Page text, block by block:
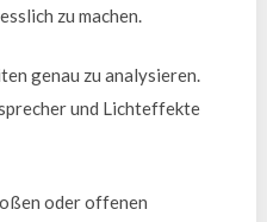
zu machen.
genau zu analysieren.
und Lichteffekte
oder offenen